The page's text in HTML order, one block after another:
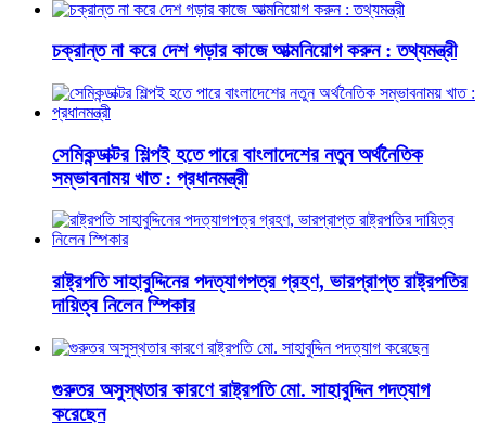
চক্রান্ত না করে দেশ গড়ার কাজে আত্মনিয়োগ করুন : তথ্যমন্ত্রী
সেমিকন্ডাক্টর শিল্পই হতে পারে বাংলাদেশের নতুন অর্থনৈতিক
সম্ভাবনাময় খাত : প্রধানমন্ত্রী
রাষ্ট্রপতি সাহাবুদ্দিনের পদত্যাগপত্র গ্রহণ, ভারপ্রাপ্ত রাষ্ট্রপতির
দায়িত্ব নিলেন স্পিকার
গুরুতর অসুস্থতার কারণে রাষ্ট্রপতি মো. সাহাবুদ্দিন পদত্যাগ
করেছেন